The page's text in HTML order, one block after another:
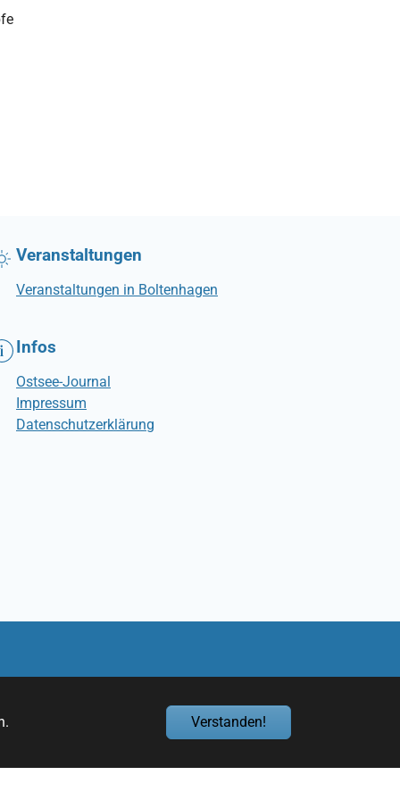
Verstanden!
Veranstaltungen
Veranstaltungen in Boltenhagen
Infos
Ostsee-Journal
Impressum
Datenschutzerklärung